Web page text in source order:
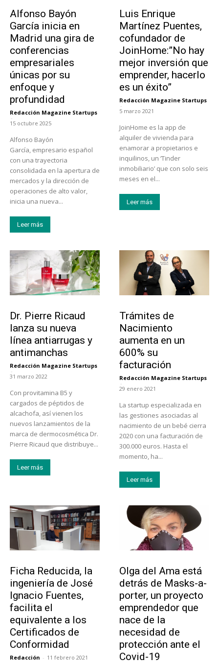
Alfonso Bayón
García inicia en
Madrid una gira de
conferencias
empresariales
únicas por su
enfoque y
profundidad
Redacción Magazine Startups
-
15 octubre 2025
Alfonso Bayón
García, empresario español
con una trayectoria
consolidada en la apertura de
mercados y la dirección de
operaciones de alto valor,
inicia una nueva...
Leer más
Luis Enrique
Martínez Puentes,
cofundador de
JoinHome:”No hay
mejor inversión que
emprender, hacerlo
es un éxito”
Redacción Magazine Startups
-
5 marzo 2021
JoinHome es la app de
alquiler de vivienda para
enamorar a propietarios e
inquilinos, un ‘Tinder
inmobiliario’ que con solo seis
meses en el...
Leer más
Dr. Pierre Ricaud
lanza su nueva
línea antiarrugas y
antimanchas
Redacción Magazine Startups
-
31 marzo 2022
Con provitamina B5 y
cargados de péptidos de
alcachofa, así vienen los
nuevos lanzamientos de la
marca de dermocosmética Dr.
Pierre Ricaud que distribuye...
Leer más
Trámites de
Nacimiento
aumenta en un
600% su
facturación
Redacción Magazine Startups
-
29 enero 2021
La startup especializada en
las gestiones asociadas al
nacimiento de un bebé cierra
2020 con una facturación de
300.000 euros. Hasta el
momento, ha...
Leer más
Ficha Reducida, la
ingeniería de José
Ignacio Fuentes,
facilita el
equivalente a los
Certificados de
Conformidad
Redacción - 11 febrero 2021
Olga del Ama está
detrás de Masks-a-
porter, un proyecto
emprendedor que
nace de la
necesidad de
protección ante el
Covid-19